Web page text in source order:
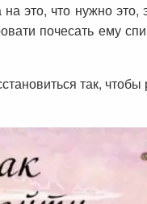
это, что нужно это,
почесать ему
так,